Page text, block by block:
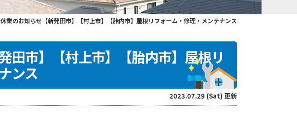
業のお知らせ【新発田市】【村上市】【胎内市】屋根リフォーム・修理・メンテナンス
田市】【村上市】【胎内市】屋根リ
ンス
2023.07.29 (Sat) 更新